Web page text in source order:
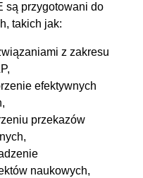
są przygotowani do
takich jak:
z zakresu
efektywnych
przekazów
naukowych,